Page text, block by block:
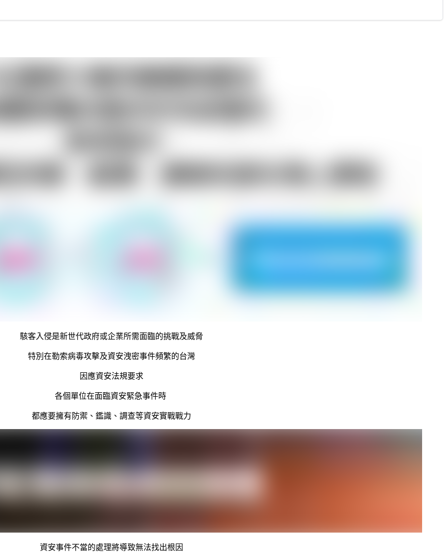
駭客入侵是新世代政府或企業所需面臨的挑戰及威脅
特別在勒索病毒攻擊及資安洩密事件頻繁的台灣
因應資安法規要求
各個單位在面臨資安緊急事件時
都應要擁有防禦、鑑識、調查等資安實戰戰力
資安事件不當的處理將導致無法找出根因